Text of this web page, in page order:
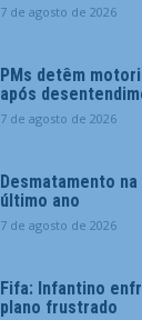
7 de agosto de 2026
PMs detêm
após
7 de agosto de 2026
Desmatamento
último ano
7 de agosto de 2026
Fifa: Infantino
plano frustrado